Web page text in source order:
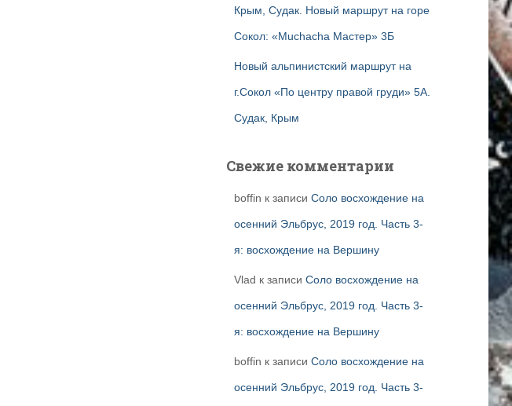
Крым, Судак. Новый маршрут на горе
Сокол: «Muchacha Мастер» 3Б
Новый альпинистский маршрут на
г.Сокол «По центру правой груди» 5А.
Судак, Крым
Свежие комментарии
boffin к записи Соло восхождение на
осенний Эльбрус, 2019 год. Часть 3-
я: восхождение на Вершину
Vlad к записи Соло восхождение на
осенний Эльбрус, 2019 год. Часть 3-
я: восхождение на Вершину
boffin к записи Соло восхождение на
осенний Эльбрус, 2019 год. Часть 3-